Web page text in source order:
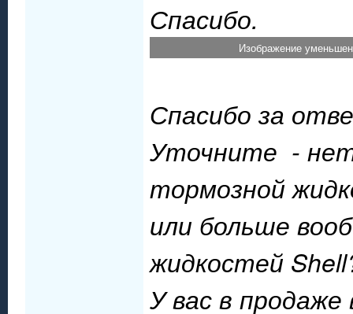
Спасибо.
Изображение
Спасибо за
Уточните -
тормозной
или больше
жидкостей
У вас в